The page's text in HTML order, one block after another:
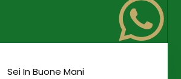
Sei In Buone Mani